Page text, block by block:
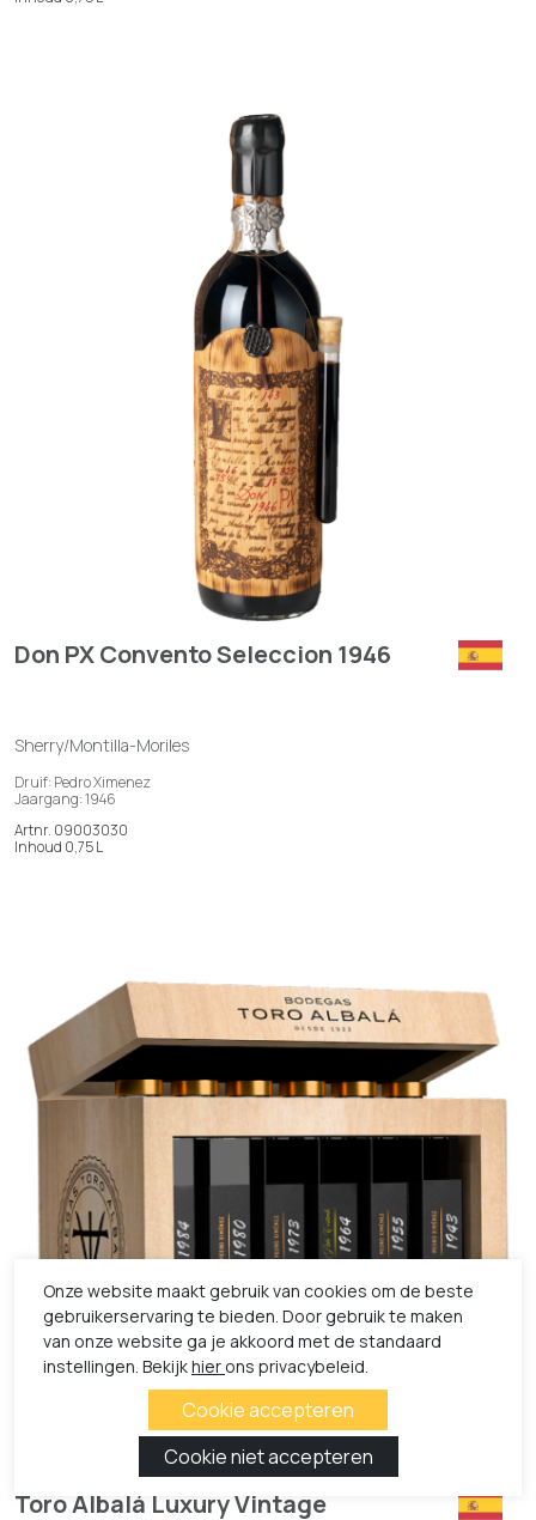
Don PX Convento Seleccion 1946
Sherry/Montilla-Moriles
Druif: Pedro Ximenez
Jaargang: 1946
Artnr. 09003030
Inhoud 0,75 L
Toro Albalá Luxury Vintage
Onze website maakt gebruik van cookies om de beste
gebruikerservaring te bieden. Door gebruik te maken
van onze website ga je akkoord met de standaard
instellingen. Bekijkhier ons privacybeleid.